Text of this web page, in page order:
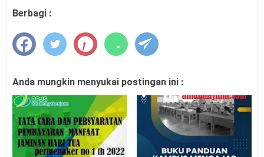
ASN Sehari dalam Seminggu
Kepmendikdasmen Nomor 61 Tahun 2026
Juknis (Panduan) O2SN SMA SMK Tahun 2026
Juknis (Panduan) O2SN SMP Tahun 2026
KKA Tahun 2026
Juknis (Panduan) Bina Talenta Indonesia Tahun 2026
Informasi Mudik Lebaran 2026
Juknis Penerimaan Murid Baru (PMB) Madrasah
2026/2027
Pedoman (Juknis) Pengelolaan Ijazah SD SMP SMA
Berbagi :
Anda mungkin menyukai postingan ini :